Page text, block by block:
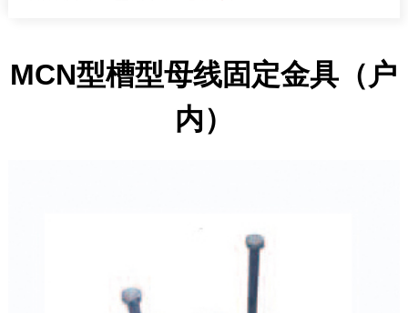
MCN型槽型母线固定金具（户
内）